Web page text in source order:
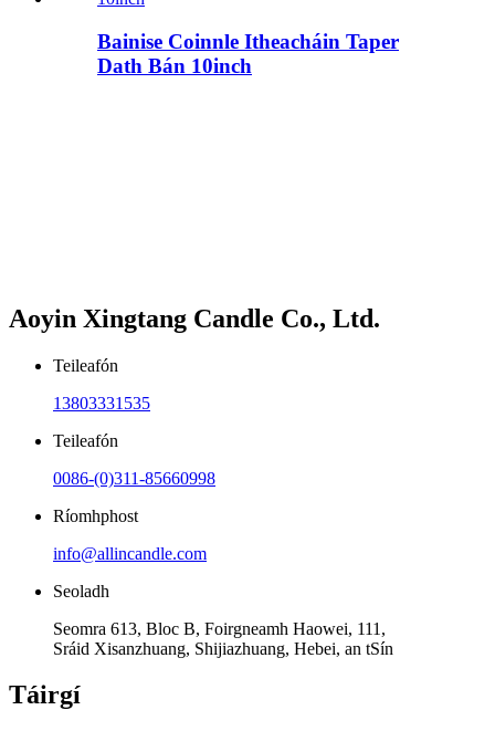
Bainise Coinnle Itheacháin Taper
Dath Bán 10inch
Aoyin Xingtang Candle Co., Ltd.
Teileafón
13803331535
Teileafón
0086-(0)311-85660998
Ríomhphost
info@allincandle.com
Seoladh
Seomra 613, Bloc B, Foirgneamh Haowei, 111,
Sráid Xisanzhuang, Shijiazhuang, Hebei, an tSín
Táirgí